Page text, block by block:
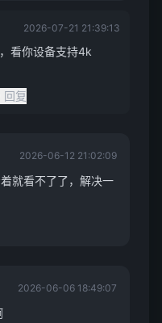
2026-07-21 21:39:13
看你设备支持4k
回复
2026-06-12 21:02:09
就看不了了，解决一
2026-06-06 18:49:07